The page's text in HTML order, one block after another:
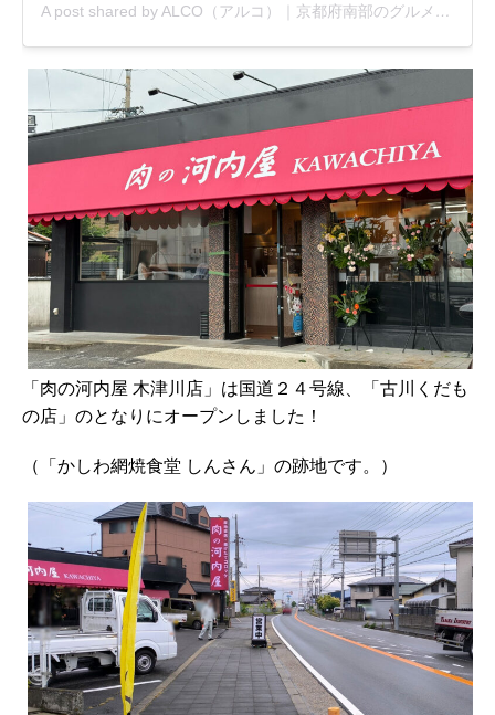
A post shared by ALCO（アルコ）｜京都府南部のグルメ・新店・おでかけ情報 etc. (@alco_uj)
「肉の河内屋 木津川店」は国道２４号線、「古川くだも
の店」のとなりにオープンしました！
（「かしわ網焼食堂 しんさん」の跡地です。）